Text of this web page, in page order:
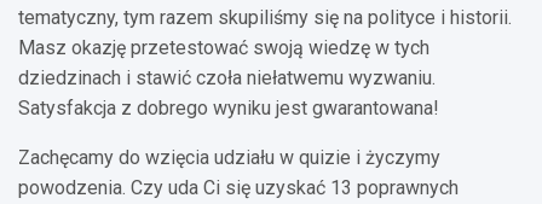
tematyczny, tym razem skupiliśmy się na polityce i historii.
Masz okazję przetestować swoją wiedzę w tych
dziedzinach i stawić czoła niełatwemu wyzwaniu.
Satysfakcja z dobrego wyniku jest gwarantowana!
Zachęcamy do wzięcia udziału w quizie i życzymy
powodzenia. Czy uda Ci się uzyskać 13 poprawnych